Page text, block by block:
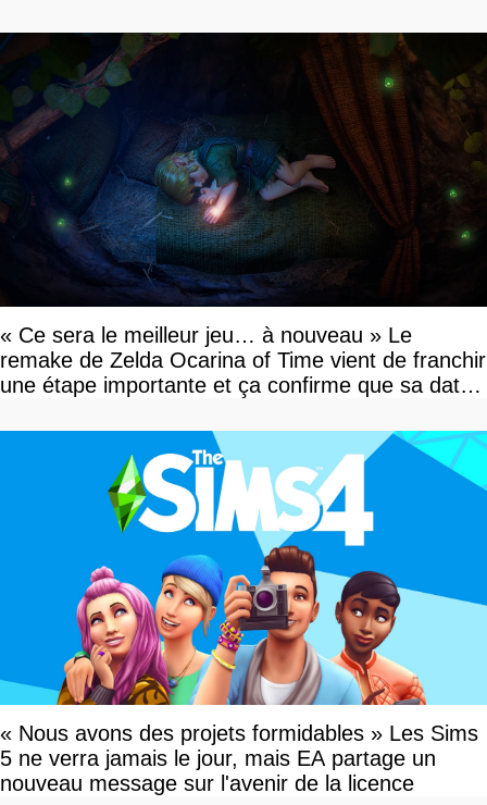
« Ce sera le meilleur jeu… à nouveau » Le
remake de Zelda Ocarina of Time vient de franchir
une étape importante et ça confirme que sa date
« Nous avons des projets formidables » Les Sims
5 ne verra jamais le jour, mais EA partage un
nouveau message sur l'avenir de la licence